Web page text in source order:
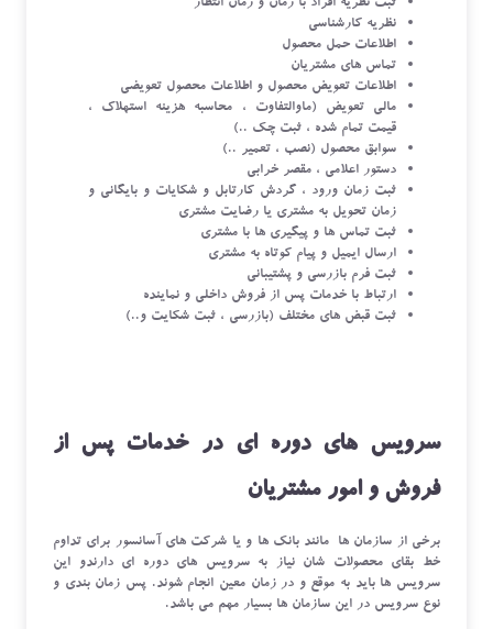
نظریه کارشناسی
اطلاعات حمل محصول
تماس های مشتریان
اطلاعات تعویض محصول و اطلاعات محصول تعویضی
مالی تعویض (ماوالتفاوت ، محاسبه هزینه استهلاک ،
قیمت تمام شده ، ثبت چک ..)
سوابق محصول (نصب ، تعمیر ..)
دستور اعلامی ، مقصر خرابی
ثبت زمان ورود ، گردش کارتابل و شکایات و بایگانی و
زمان تحویل به مشتری یا رضایت مشتری
ثبت تماس ها و پیگیری ها با مشتری
ارسال ایمیل و پیام کوتاه به مشتری
ثبت فرم بازرسی و پشتیبانی
ارتباط با خدمات پس از فروش داخلی و نماینده
ثبت قبض های مختلف (بازرسی ، ثبت شکایت و..)
سرویس های دوره ای در خدمات پس از
فروش و امور مشتریان
برخی از سازمان ها مانند بانک ها و یا شرکت های آسانسور برای تداوم
خط بقای محصولات شان نیاز به سرویس های دوره ای دارندو این
سرویس ها باید به موقع و در زمان معین انجام شوند. پس زمان بندی و
نوع سرویس در این سازمان ها بسیار مهم می باشد.